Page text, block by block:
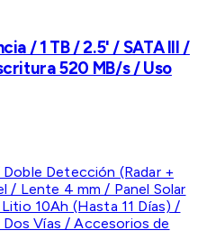
/ 1 TB / 2.5' / SATA III /
520 MB/s / Uso